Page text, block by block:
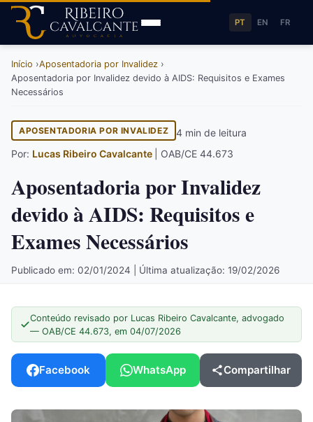
PT EN FR
Início
Aposentadoria por Invalidez
Aposentadoria por Invalidez devido à AIDS: Requisitos e Exames
Necessários
APOSENTADORIA POR INVALIDEZ
4 min de leitura
Por: Lucas Ribeiro Cavalcante | OAB/CE 44.673
Aposentadoria por Invalidez
devido à AIDS: Requisitos e
Exames Necessários
Publicado em: 02/01/2024 | Última atualização: 19/02/2026
Conteúdo revisado por Lucas Ribeiro Cavalcante, advogado
— OAB/CE 44.673, em 04/07/2026
Facebook WhatsApp Compartilhar